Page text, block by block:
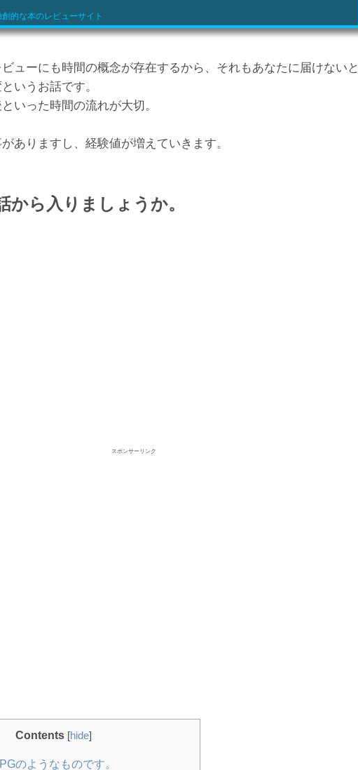
的な本のレビューサイト
ューにも時間の概念が存在するから、それもあなたに届けないと
いうお話です。
いった時間の流れが大切。
ありますし、経験値が増えていきます。
から入りましょうか。
スポンサーリンク
Contents [hide]
のようなものです。